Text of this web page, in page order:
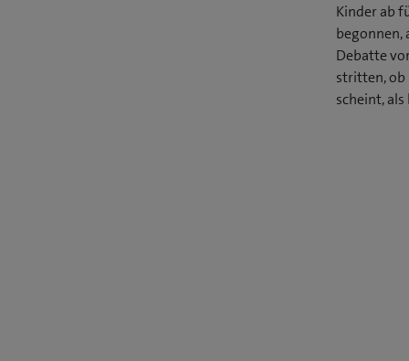
Kinder ab
begonnen,
Debatte
stritten, ob
scheint,